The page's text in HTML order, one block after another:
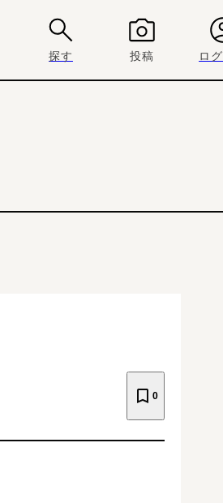
探す 投稿 ロ
0